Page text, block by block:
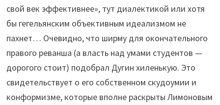
свой век эффективнее», тут диалектикой или хотя
бы гегельянским объективным идеализмом не
пахнет… Очевидно, что ширму для окончательного
правого реванша (а власть над умами студентов —
дорогого стоит) подобрал Дугин хиленькую. Это
свидетельствует о его собственном скудоумии и
конформизме, которые вполне раскрыты Лимоновым